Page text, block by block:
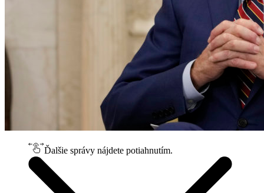
Ďalšie správy nájdete potiahnutím.